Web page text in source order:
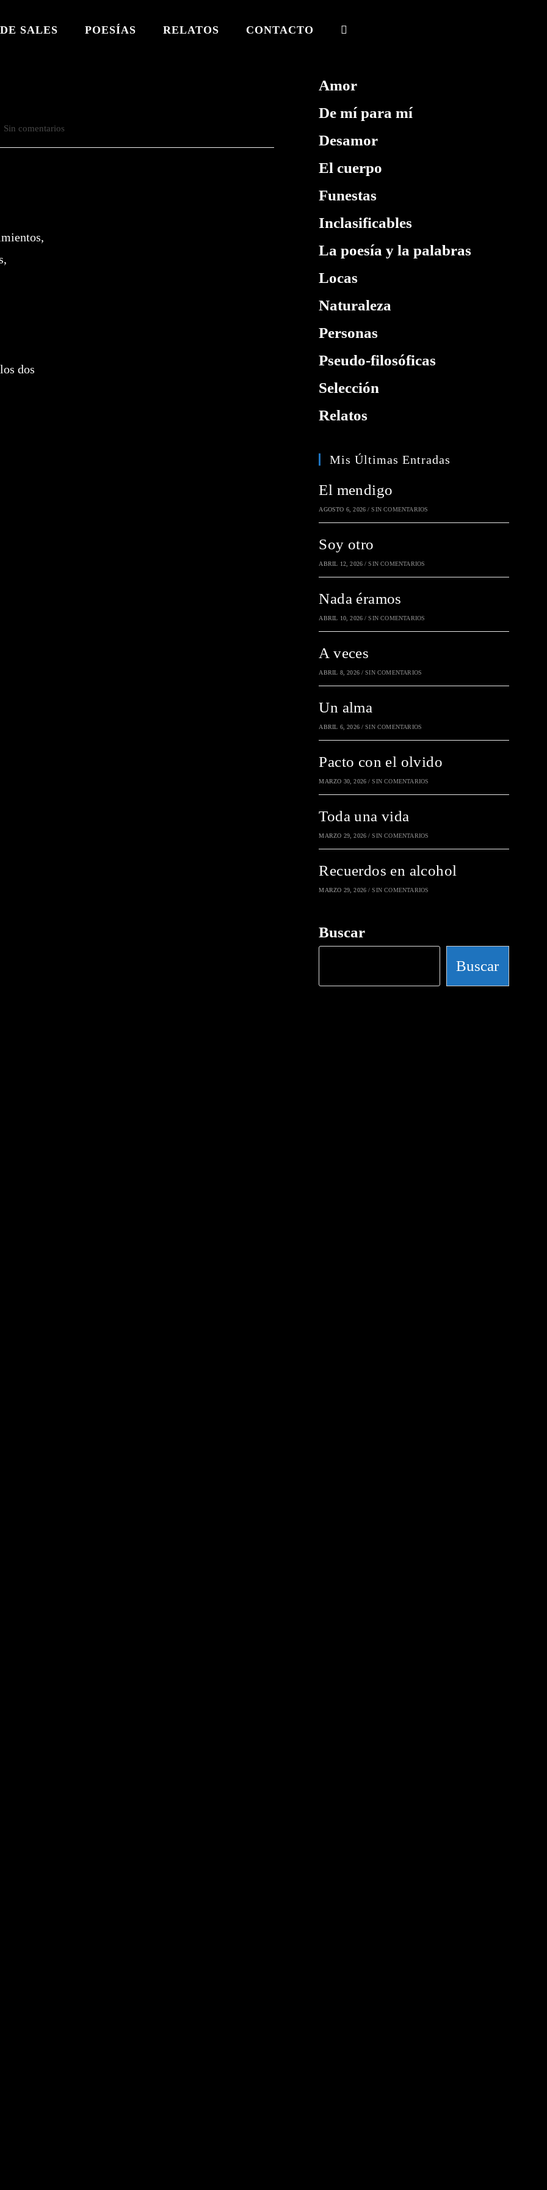
SALES POESÍAS RELATOS CONTACTO ALTERNAR
WEB
Sin comentarios
dos
Amor
De mí para mí
Desamor
El cuerpo
Funestas
Inclasificables
La poesía y la palabras
Locas
Naturaleza
Personas
Pseudo-filosóficas
Selección
Relatos
Mis Últimas Entradas
El mendigo
AGOSTO 6, 2026 / SIN COMENTARIOS
Soy otro
ABRIL 12, 2026 / SIN COMENTARIOS
Nada éramos
ABRIL 10, 2026 / SIN COMENTARIOS
A veces
ABRIL 8, 2026 / SIN COMENTARIOS
Un alma
ABRIL 6, 2026 / SIN COMENTARIOS
Pacto con el olvido
MARZO 30, 2026 / SIN COMENTARIOS
Toda una vida
MARZO 29, 2026 / SIN COMENTARIOS
Recuerdos en alcohol
MARZO 29, 2026 / SIN COMENTARIOS
Buscar
Buscar